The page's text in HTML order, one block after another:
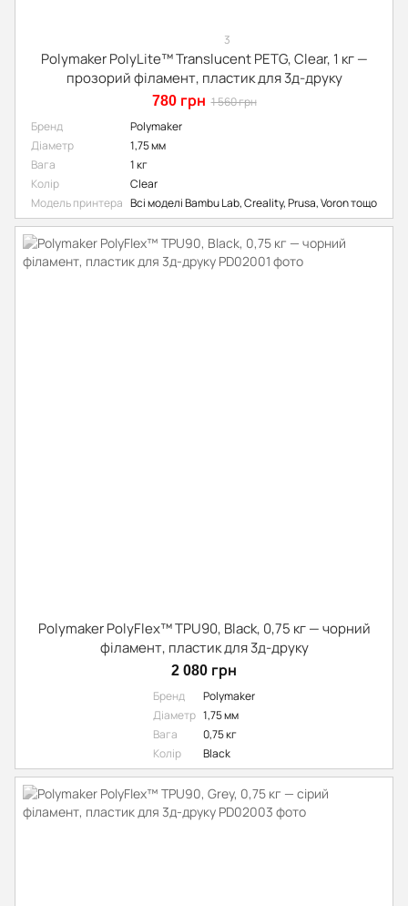
3
Polymaker PolyLite™ Translucent PETG, Clear, 1 кг —
прозорий філамент, пластик для 3д-друку
780 грн 1 560 грн
Бренд
Polymaker
Діаметр
1,75 мм
Вага
1 кг
Колір
Clear
Модель принтера Всі моделі Bambu Lab, Creality, Prusa, Voron тощо
Polymaker PolyFlex™ TPU90, Black, 0,75 кг — чорний
філамент, пластик для 3д-друку
2 080 грн
Бренд
Polymaker
Діаметр 1,75 мм
Вага
0,75 кг
Колір
Black